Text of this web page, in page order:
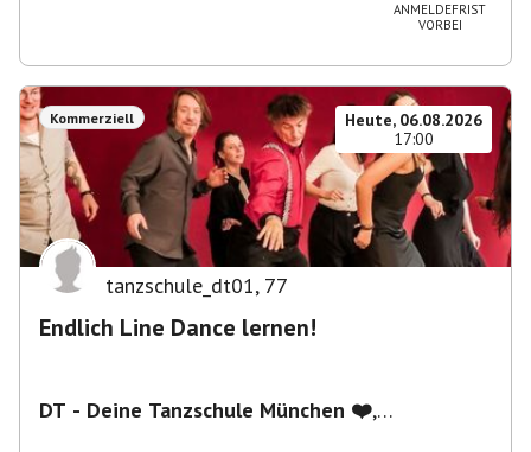
ANMELDEFRIST
VORBEI
Kommerziell
Heute, 06.08.2026
17:00
tanzschule_dt01, 77
Endlich Line Dance lernen!
DT - Deine Tanzschule München ❤️,